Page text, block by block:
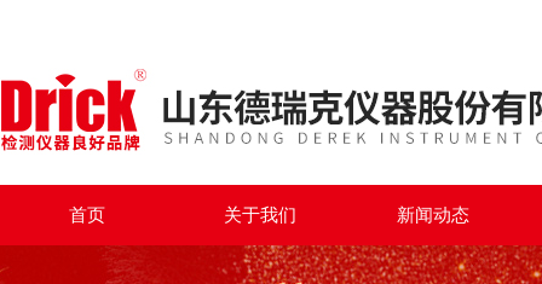
首页 关于我们 新闻动态